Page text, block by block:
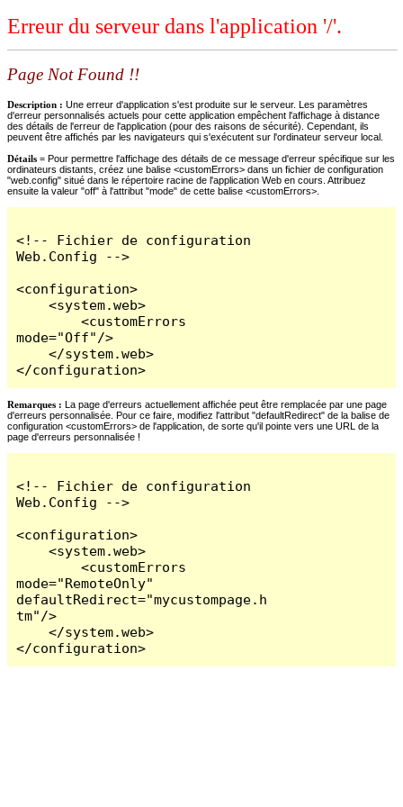
Erreur du serveur dans l'application '/'.
Page Not Found !!
Description : Une erreur d'application s'est produite sur le serveur. Les paramètres
d'erreur personnalisés actuels pour cette application empêchent l'affichage à distance
des détails de l'erreur de l'application (pour des raisons de sécurité). Cependant, ils
peuvent être affichés par les navigateurs qui s'exécutent sur l'ordinateur serveur local.
Détails = Pour permettre l'affichage des détails de ce message d'erreur spécifique sur les
ordinateurs distants, créez une balise <customErrors> dans un fichier de configuration
"web.config" situé dans le répertoire racine de l'application Web en cours. Attribuez
ensuite la valeur "off" à l'attribut "mode" de cette balise <customErrors>.
<!-- Fichier de configuration
Web.Config -->
<configuration>
    <system.web>
        <customErrors
mode="Off"/>
    </system.web>
</configuration>
Remarques : La page d'erreurs actuellement affichée peut être remplacée par une page
d'erreurs personnalisée. Pour ce faire, modifiez l'attribut "defaultRedirect" de la balise de
configuration <customErrors> de l'application, de sorte qu'il pointe vers une URL de la
page d'erreurs personnalisée !
<!-- Fichier de configuration
Web.Config -->
<configuration>
    <system.web>
        <customErrors
mode="RemoteOnly"
defaultRedirect="mycustompage.h
tm"/>
    </system.web>
</configuration>